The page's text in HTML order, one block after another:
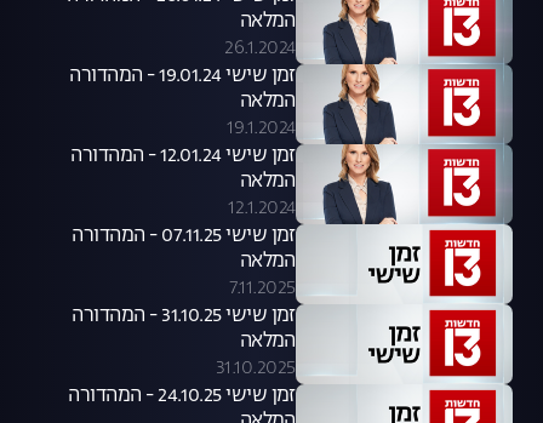
המלאה
26.1.2024
זמן שישי 19.01.24 - המהדורה
המלאה
19.1.2024
זמן שישי 12.01.24 - המהדורה
המלאה
12.1.2024
זמן שישי 07.11.25 - המהדורה
המלאה
7.11.2025
זמן שישי 31.10.25 - המהדורה
המלאה
31.10.2025
זמן שישי 24.10.25 - המהדורה